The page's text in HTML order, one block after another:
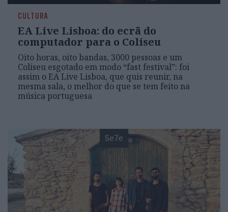
CULTURA
EA Live Lisboa: do ecrã do
computador para o Coliseu
Oito horas, oito bandas, 3000 pessoas e um
Coliseu esgotado em modo “fast festival”: foi
assim o EA Live Lisboa, que quis reunir, na
mesma sala, o melhor do que se tem feito na
música portuguesa
Se7e